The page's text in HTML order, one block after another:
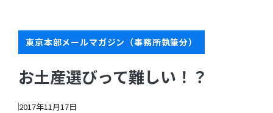
東京本部メールマガジン（事務所執筆分）
お土産選びって難しい！？
2017年11月17日